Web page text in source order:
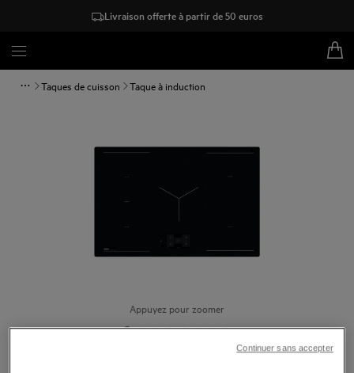
Livraison offerte à partir de 50 euros
Taques de cuisson Taque à induction
Appuyez pour zoomer
Continuer sans accepter